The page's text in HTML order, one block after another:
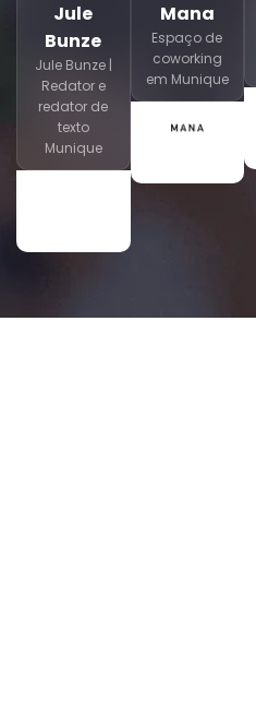
Jule
Bunze
Jule Bunze |
Redator e
redator de
texto
Munique
Mana
Espaço de
coworking
em Munique